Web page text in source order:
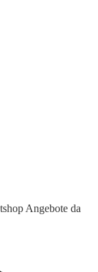
Angebote da